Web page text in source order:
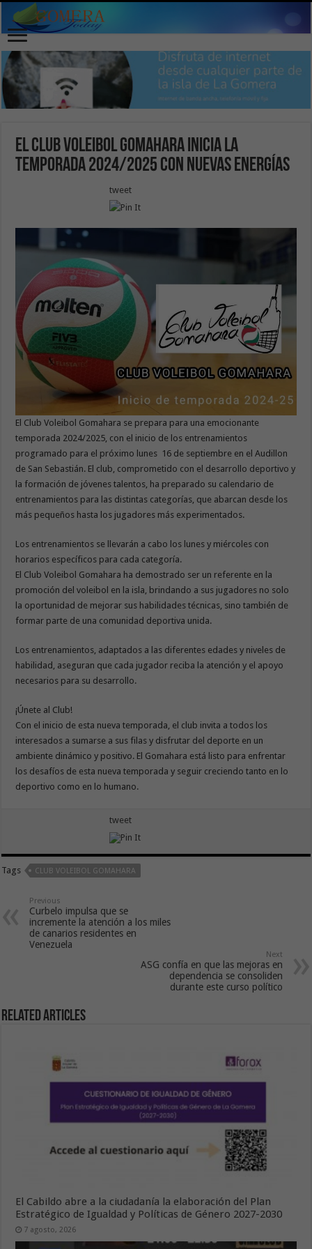
El Club Voleibol Gomahara inicia la
temporada 2024/2025 con nuevas energías
tweet
El Club Voleibol Gomahara se prepara para una emocionante
temporada 2024/2025, con el inicio de los entrenamientos
programado para el próximo lunes 16 de septiembre en el Audillon
de San Sebastián. El club, comprometido con el desarrollo deportivo y
la formación de jóvenes talentos, ha preparado su calendario de
entrenamientos para las distintas categorías, que abarcan desde los
más pequeños hasta los jugadores más experimentados.
Los entrenamientos se llevarán a cabo los lunes y miércoles con
horarios específicos para cada categoría.
El Club Voleibol Gomahara ha demostrado ser un referente en la
promoción del voleibol en la isla, brindando a sus jugadores no solo
la oportunidad de mejorar sus habilidades técnicas, sino también de
formar parte de una comunidad deportiva unida.
Los entrenamientos, adaptados a las diferentes edades y niveles de
habilidad, aseguran que cada jugador reciba la atención y el apoyo
necesarios para su desarrollo.
¡Únete al Club!
Con el inicio de esta nueva temporada, el club invita a todos los
interesados a sumarse a sus filas y disfrutar del deporte en un
ambiente dinámico y positivo. El Gomahara está listo para enfrentar
los desafíos de esta nueva temporada y seguir creciendo tanto en lo
deportivo como en lo humano.
tweet
Tags CLUB VOLEIBOL GOMAHARA
Previous
Curbelo impulsa que se
incremente la atención a los miles
de canarios residentes en
Venezuela
Next
ASG confía en que las mejoras en
dependencia se consoliden
durante este curso político
Related Articles
El Cabildo abre a la ciudadanía la elaboración del Plan
Estratégico de Igualdad y Políticas de Género 2027-2030
7 agosto, 2026